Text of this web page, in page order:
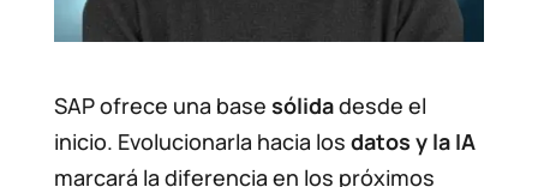
SAP ofrece una base sólidadesde el
inicio. Evolucionarla hacia los datos y la IA
marcará la diferencia en los próximos